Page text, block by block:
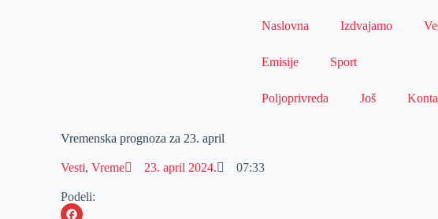
Naslovna Izdvajamo
Emisije Sport
Poljoprivreda Još
Vremenska prognoza za 23. april
Vesti,Vreme 23. april 2024. 07:33
Podeli: